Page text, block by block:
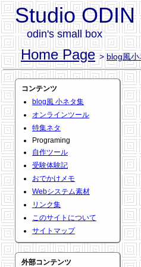
Studio ODIN
odin's small box
Home Page >blog風
コンテンツ
blog風 小ネタ集
オンラインツール
特集ネタ
Programing
自作ツール
受験体験記
おでかけメモ
Webシステム素材
リンク集
このサイトについて
サイトマップ
外部コンテンツ